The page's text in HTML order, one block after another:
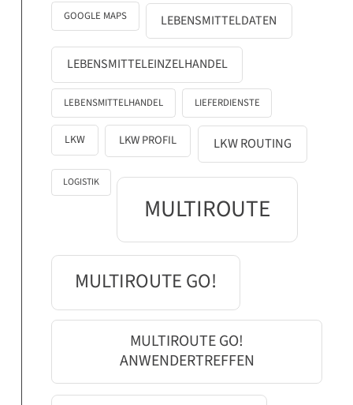
GOOGLE MAPS LEBENSMITTELDATEN
LEBENSMITTELEINZELHANDEL
LEBENSMITTELHANDEL LIEFERDIENSTE
LKW LKW PROFIL LKW ROUTING
LOGISTIK
MULTIROUTE
MULTIROUTE GO!
MULTIROUTE GO!
ANWENDERTREFFEN